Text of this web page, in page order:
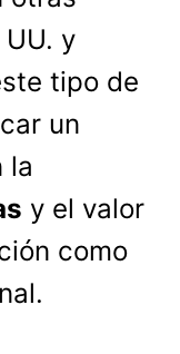
y
tipo de
un
la
y el valor
como